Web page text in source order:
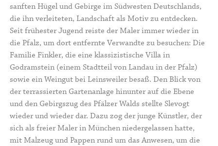
sanften Hügel und Gebirge im Südwesten Deutschlands,
die ihn verleiteten, Landschaft als Motiv zu entdecken.
Seit frühester Jugend reiste der Maler immer wieder in
die Pfalz, um dort entfernte Verwandte zu besuchen: Die
Familie Finkler, die eine klassizistische Villa in
Godramstein (einem Stadtteil von Landau in der Pfalz)
sowie ein Weingut bei Leinsweiler besaß. Den Blick von
der terrassierten Gartenanlage hinunter auf die Ebene
und den Gebirgszug des Pfälzer Walds stellte Slevogt
wieder und wieder dar. Dazu zog der junge Künstler, der
sich als freier Maler in München niedergelassen hatte,
mit Malzeug und Pappen rund um das Anwesen, um die